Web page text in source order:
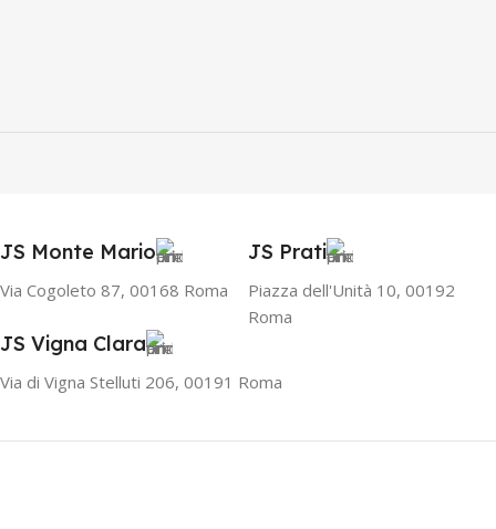
JS Monte Mario
Via Cogoleto 87, 00168 Roma
JS Prati
Piazza dell'Unità 10, 00192
Roma
JS Vigna Clara
Via di Vigna Stelluti 206, 00191 Roma